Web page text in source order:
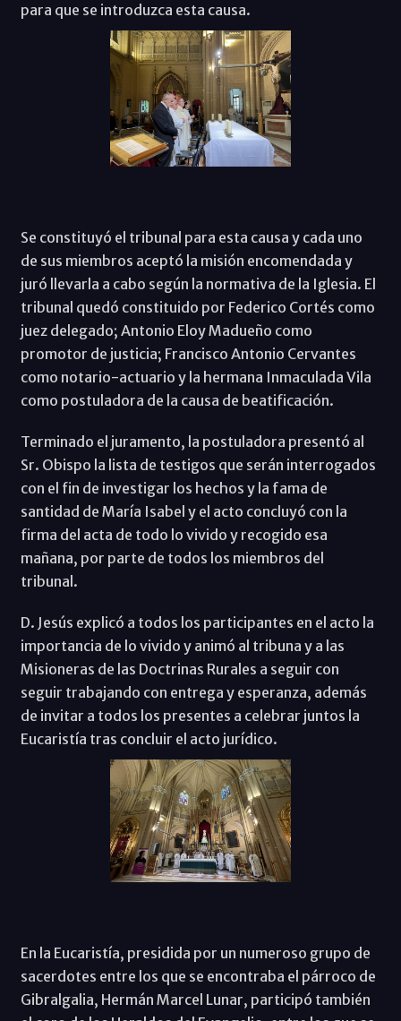
para que se introduzca esta causa.
Se constituyó el tribunal para esta causa y cada uno
de sus miembros aceptó la misión encomendada y
juró llevarla a cabo según la normativa de la Iglesia. El
tribunal quedó constituido por Federico Cortés como
juez delegado; Antonio Eloy Madueño como
promotor de justicia; Francisco Antonio Cervantes
como notario-actuario y la hermana Inmaculada Vila
como postuladora de la causa de beatificación.
Terminado el juramento, la postuladora presentó al
Sr. Obispo la lista de testigos que serán interrogados
con el fin de investigar los hechos y la fama de
santidad de María Isabel y el acto concluyó con la
firma del acta de todo lo vivido y recogido esa
mañana, por parte de todos los miembros del
tribunal.
D. Jesús explicó a todos los participantes en el acto la
importancia de lo vivido y animó al tribuna y a las
Misioneras de las Doctrinas Rurales a seguir con
seguir trabajando con entrega y esperanza, además
de invitar a todos los presentes a celebrar juntos la
Eucaristía tras concluir el acto jurídico.
En la Eucaristía, presidida por un numeroso grupo de
sacerdotes entre los que se encontraba el párroco de
Gibralgalia, Hermán Marcel Lunar, participó también